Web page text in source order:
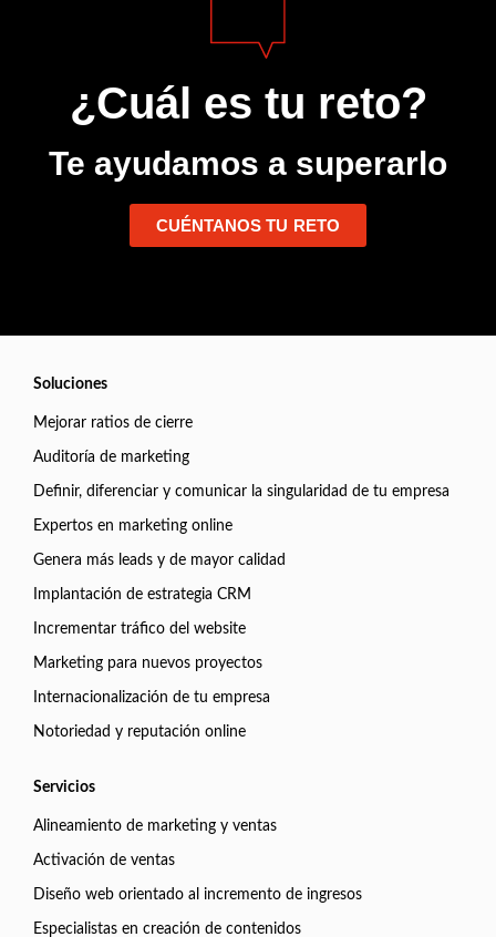
¿Cuál es tu reto?
Te ayudamos a superarlo
CUÉNTANOS TU RETO
Soluciones
Mejorar ratios de cierre
Auditoría de marketing
Definir, diferenciar y comunicar la singularidad de tu empresa
Expertos en marketing online
Genera más leads y de mayor calidad
Implantación de estrategia CRM
Incrementar tráfico del website
Marketing para nuevos proyectos
Internacionalización de tu empresa
Notoriedad y reputación online
Servicios
Alineamiento de marketing y ventas
Activación de ventas
Diseño web orientado al incremento de ingresos
Especialistas en creación de contenidos